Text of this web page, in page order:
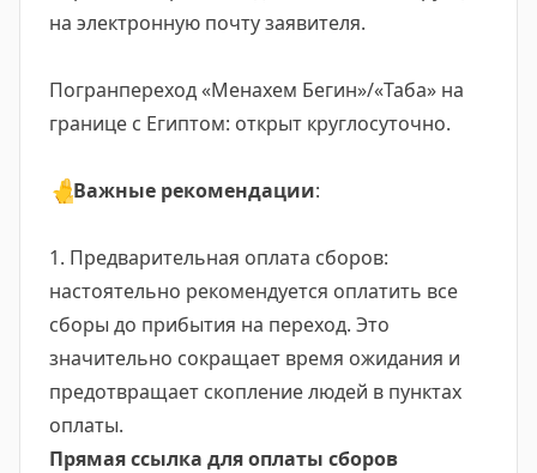
на электронную почту заявителя.
Погранпереход «Менахем Бегин»/«Таба» на
границе с Египтом: открыт круглосуточно.
👆Важные рекомендации:
1. Предварительная оплата сборов:
настоятельно рекомендуется оплатить все
сборы до прибытия на переход. Это
значительно сокращает время ожидания и
предотвращает скопление людей в пунктах
оплаты.
Прямая ссылка для оплаты сборов